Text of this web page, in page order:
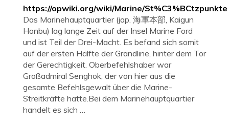
https://opwiki.org/wiki/Marine/St%C3%BCtzpunkte
Das Marinehauptquartier (jap. 海軍本部, Kaigun
Honbu) lag lange Zeit auf der Insel Marine Ford
und ist Teil der Drei-Macht. Es befand sich somit
auf der ersten Hälfte der Grandline, hinter dem Tor
der Gerechtigkeit. Oberbefehlshaber war
Großadmiral Senghok, der von hier aus die
gesamte Befehlsgewalt über die Marine-
Streitkräfte hatte.Bei dem Marinehauptquartier
handelt es sich …